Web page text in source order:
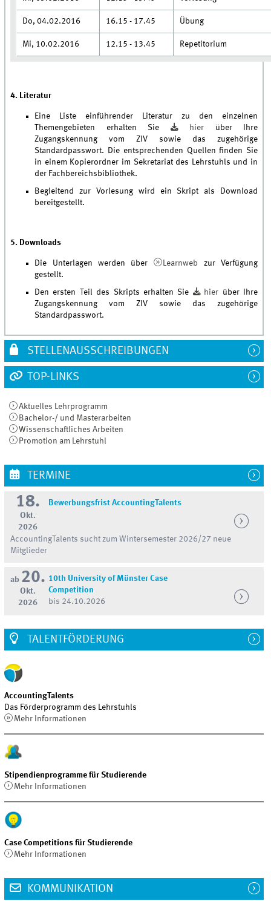
Do, 04.02.2016 16.15 - 17.45 Übung
Mi, 10.02.2016 12.15 - 13.45 Repetitorium
4. Literatur
Eine Liste einführender Literatur zu den einzelnen
Themengebieten erhalten Sie
hier
über Ihre
Zugangskennung vom ZIV sowie das zugehörige
Standardpasswort. Die entsprechenden Quellen finden Sie
in einem Kopierordner im Sekretariat des Lehrstuhls und in
der Fachbereichsbibliothek.
Begleitend zur Vorlesung wird ein Skript als Download
bereitgestellt.
5. Downloads
Die Unterlagen werden über Learnweb zur Verfügung
gestellt.
Den ersten Teil des Skripts erhalten Sie hier über Ihre
Zugangskennung vom ZIV sowie das zugehörige
Standardpasswort.
STELLENAUSSCHREIBUNGEN
TOP-LINKS
Aktuelles Lehrprogramm
Bachelor-/ und Masterarbeiten
Wissenschaftliches Arbeiten
Promotion am Lehrstuhl
TERMINE
18.
Okt.
2026
Bewerbungsfrist AccountingTalents
AccountingTalents sucht zum Wintersemester 2026/27 neue
Mitglieder
ab 20.
Okt.
2026
10th University of Münster Case
Competition
bis 24.10.2026
TALENTFÖRDERUNG
AccountingTalents
Das Förderprogramm des Lehrstuhls
Mehr Informationen
Stipendienprogramme für Studierende
Mehr Informationen
Case Competitions für Studierende
Mehr Informationen
KOMMUNIKATION